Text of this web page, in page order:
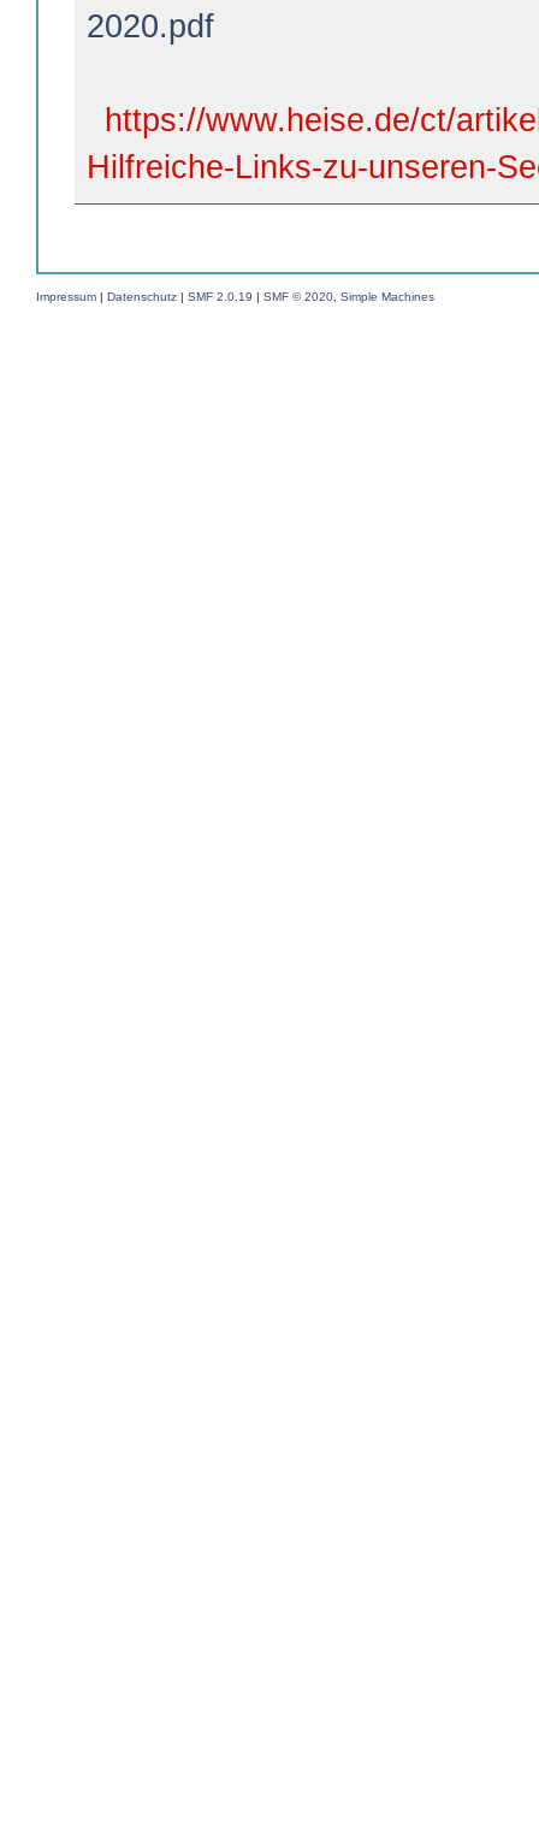
2020.pdf
https://www.heise.de/ct/
Hilfreiche-Links-zu-unseren-
Impressum | Datenschutz | SMF 2.0.19 | SMF © 2020 Simple Machines